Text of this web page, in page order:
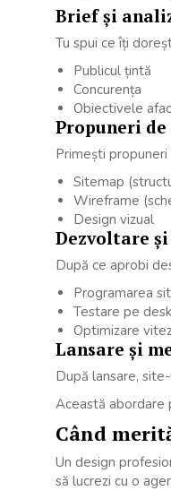
Brief și
Tu spui ce îți
Publicul țintă
Concurența
Obiectivele
Propuneri
Primești propuneri
Sitemap
Wireframe
Design vizual
Dezvoltare
După ce aprobi
Programarea
Testare pe
Optimizare
Lansare și
După lansare,
Această abordare
Când
Un design
să lucrezi cu o